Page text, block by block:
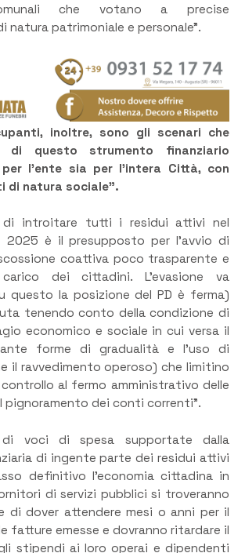
che votano a precise
natura patrimoniale e personale”.
inoltre, sono gli scenari che
di questo strumento finanziario
l’ente sia per l’intera Città, con
di natura sociale”.
di introitare tutti i residui attivi nel
2025 è il presupposto per l’avvio di
coattiva poco trasparente e
dei cittadini. L’evasione va
questo la posizione del PD è ferma)
tenendo conto della condizione di
economico e sociale in cui versa il
forme di gradualità e l’uso di
il ravvedimento operoso) che limitino
al fermo amministrativo delle
pignoramento dei conti correnti”.
di voci di spesa supportate dalla
di ingente parte dei residui attivi
definitivo l’economia cittadina in
di servizi pubblici si troveranno
di dover attendere mesi o anni per il
fatture emesse e dovranno ritardare il
stipendi ai loro operai e dipendenti